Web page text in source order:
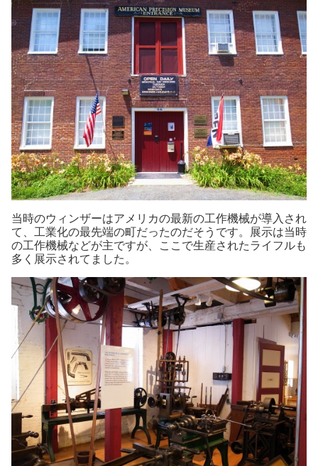
当時のウィンザーはアメリカの最新の工作機械が導入され
て、工業化の最先端の町だったのだそうです。展示は当時
の工作機械などが主ですが、ここで生産されたライフルも
多く展示されてました。